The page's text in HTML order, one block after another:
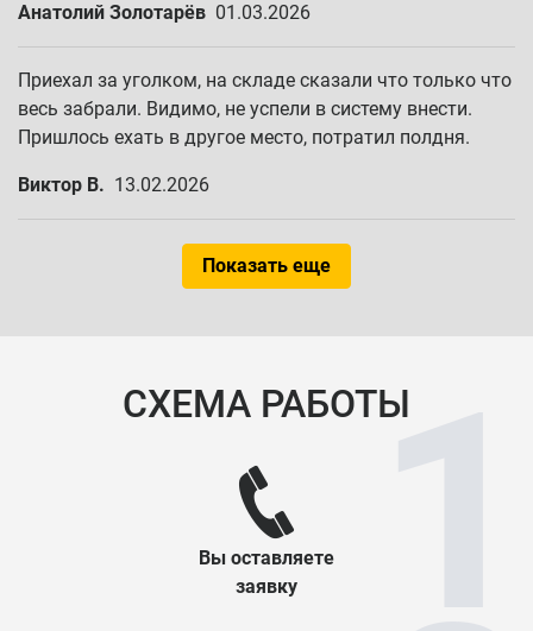
Анатолий Золотарёв 01.03.2026
Приехал за уголком, на складе сказали что только что
весь забрали. Видимо, не успели в систему внести.
Пришлось ехать в другое место, потратил полдня.
Виктор В. 13.02.2026
Показать еще
СХЕМА РАБОТЫ
Вы оставляете
заявку